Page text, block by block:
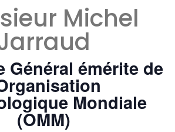
Michel
Général émérite de
Mondiale
(OMM)